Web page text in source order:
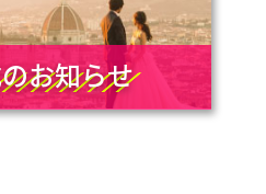
お知らせ